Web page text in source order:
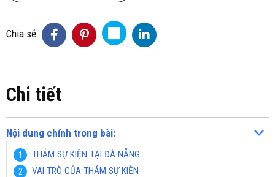
Chia sẻ:
Chi tiết
Nội dung chính trong bài:
THẢM SỰ KIỆN TẠI ĐÀ NẴNG
VAI TRÒ CỦA THẢM SỰ KIỆN